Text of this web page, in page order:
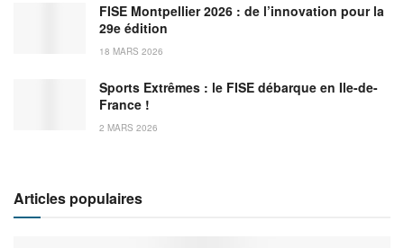
FISE Montpellier 2026 : de l’innovation pour la
29e édition
18 MARS 2026
Sports Extrêmes : le FISE débarque en Ile-de-
France !
2 MARS 2026
Articles populaires